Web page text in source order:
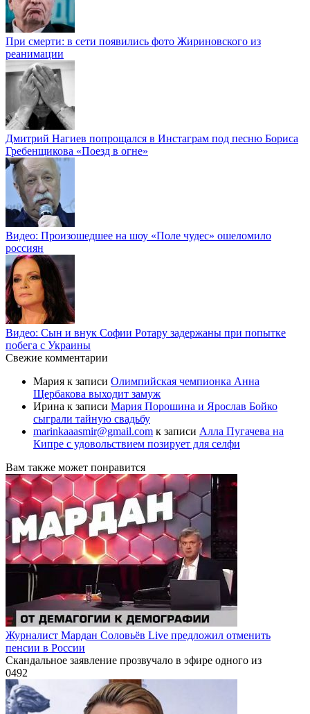
При смерти: в сети появились фото Жириновского из
реанимации
Дмитрий Нагиев попрощался в Инстаграм под песню Бориса
Гребенщикова «Поезд в огне»
Видео: Произошедшее на шоу «Поле чудес» ошеломило
россиян
Видео: Сын и внук Софии Ротару задержаны при попытке
побега с Украины
Свежие комментарии
Мария к записи Олимпийская чемпионка Анна
Щербакова выходит замуж
Ирина к записи Мария Порошина и Ярослав Бойко
сыграли тайную свадьбу
marinkaaasmir@gmail.com к записи Алла Пугачева на
Кипре с удовольствием позирует для селфи
Вам также может понравится
Журналист Мардан Соловьёв Live предложил отменить
пенсии в России
Скандальное заявление прозвучало в эфире одного из
0492